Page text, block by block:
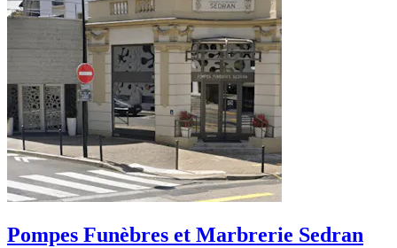
Pompes Funèbres et Marbrerie Sedran